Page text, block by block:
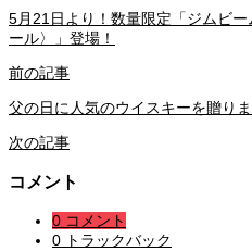
5月21日より！数量限定「ジムビ
ール〉」登場！
前の記事
父の日に人気のウイスキーを贈り
次の記事
コメント
0 コメント
0 トラックバック